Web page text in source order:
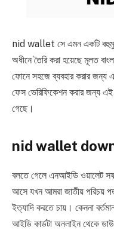
nid wallet সে এমন একটি বহুমুখী
অধীনে তৈরি করা হয়েছে মূলত
ফোনে সহজে ব্যবহার করার জন্য
ফেস ভেরিফিকেশন করার জন্য এই
গেছে।
nid wallet
বলতে গেলে এনআইডি ওয়ালেট
আসে যখন আমরা জাতীয় পরিচয়
ইত্যাদি করতে চায়। কেননা
আইডি কার্ডটা অনলাইন থেকে